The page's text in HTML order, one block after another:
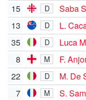
15
D
Saba
13
D
L.
35
D
Luca
8
M F.
22 D
M. De
7
M
S.